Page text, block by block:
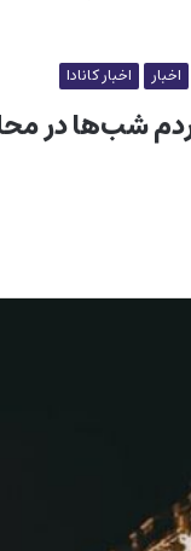
اخبار اخبار کانادا